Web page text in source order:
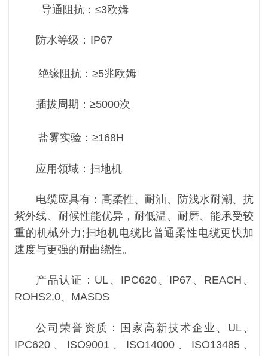
导通阻抗：≤3欧姆
防水等级：IP67
绝缘阻抗：≥5兆欧姆
插拔周期：≥5000次
盐雾实验：≥168H
应用领域：扫地机
电缆应具有：高柔性、耐油、防浅水耐潮、抗
紫外线、耐候性能优异，耐低温、耐磨、能承受较
重的机械外力;扫地机电缆比普通柔性电缆更快加
速度与更强的耐曲绕性。
产品认证：UL、IPC620、IP67、REACH、
ROHS2.0、MASDS
公司荣誉资质：国家高新技术企业、UL、
IPC620、ISO9001、ISO14000、ISO13485、